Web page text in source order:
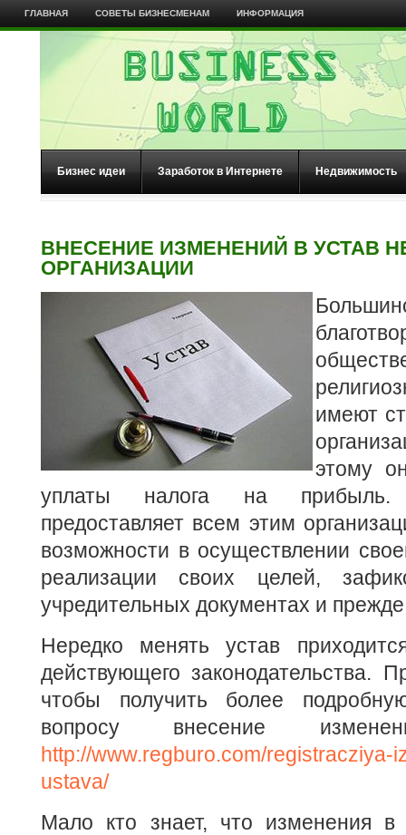
ГЛАВНАЯ СОВЕТЫ БИЗНЕСМЕНАМ ИНФОРМАЦИЯ
Бизнес идеи Заработок в Интернете Недвижимость
ВНЕСЕНИЕ ИЗМЕНЕНИЙ В УСТАВ
ОРГАНИЗАЦИИ
имеют
этому
уплаты налога на
предоставляет всем этим
возможности в осуществлении
реализации своих целей,
учредительных документах и прежде
Нередко менять устав
действующего законодательства.
чтобы получить более
вопросу внесение
http://www.regburo.com/registracziya-
ustava/
Мало кто знает, что изменения в